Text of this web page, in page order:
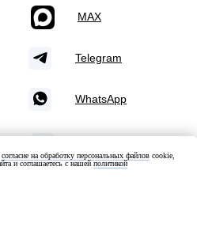
согласие на обработку персональных файлов cookie,
и соглашаетесь с нашейполитикой